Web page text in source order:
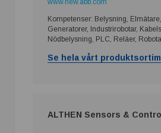
www.new.abb.com
Kompetenser: Belysning,
Generatorer, Industrirobotar,
Nödbelysning, PLC, Reläer,
Se hela vårt
ALTHEN Sensors &